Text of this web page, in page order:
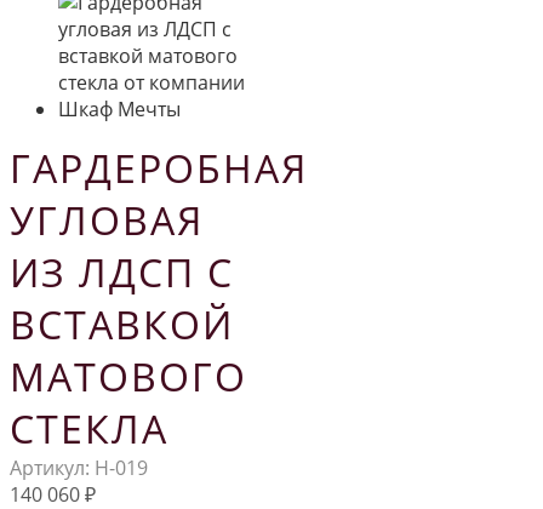
ГАРДЕРОБНАЯ
УГЛОВАЯ
ИЗ ЛДСП С
ВСТАВКОЙ
МАТОВОГО
СТЕКЛА
Артикул: Н-019
140 060₽